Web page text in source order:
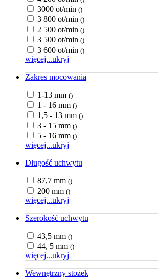
3000 ot/min ()
3 800 ot/min ()
2 500 ot/min ()
3 500 ot/min ()
3 600 ot/min ()
więcej...ukryj
Zakres mocowania
1-13 mm ()
1 - 16 mm ()
1,5 - 13 mm ()
3 - 15 mm ()
5 - 16 mm ()
więcej...ukryj
Długość uchwytu
87,7 mm ()
200 mm ()
więcej...ukryj
Szerokość uchwytu
43,5 mm ()
44, 5 mm ()
więcej...ukryj
Wewnętrzny stożek